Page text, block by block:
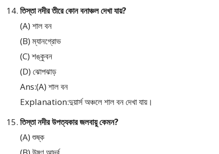
তিস্তা নদীর তীরে কোন বনাঞ্চল দেখা যায়?
(A) শাল বন
(B) ম্যানগ্রোভ
(C) শঙ্কুবন
(D) ঝোপঝাড়
Ans:(A) শাল বন
Explanation:দুয়ার্স অঞ্চলে শাল বন দেখা যায়।
তিস্তা নদীর উপত্যকার জলবায়ু কেমন?
(A) শুষ্ক